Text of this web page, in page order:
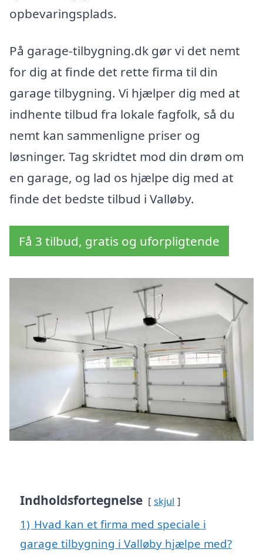
opbevaringsplads.
På garage-tilbygning.dk gør vi det nemt
for dig at finde det rette firma til din
garage tilbygning. Vi hjælper dig med at
indhente tilbud fra lokale fagfolk, så du
nemt kan sammenligne priser og
løsninger. Tag skridtet mod din drøm om
en garage, og lad os hjælpe dig med at
finde det bedste tilbud i Valløby.
Få 3 tilbud, gratis og uforpligtende
Indholdsfortegnelse skjul
1) Hvad kan et firma med speciale i
garage tilbygning i Valløby hjælpe med?